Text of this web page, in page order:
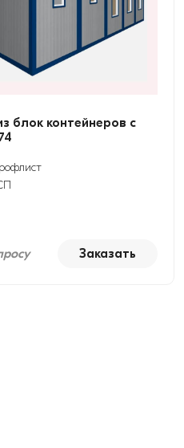
блок контейнеров с
Заказать